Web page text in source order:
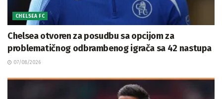
CHELSEA FC
Chelsea otvoren za posudbu sa opcijom za
problematičnog odbrambenog igrača sa 42 nastupa
07/08/2026